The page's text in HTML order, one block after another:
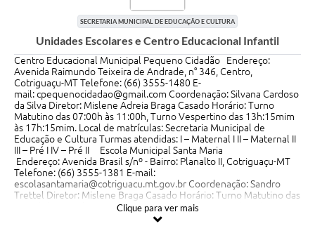
Secretarias
Imprensa
Galeria de Fotos
Contratos
Ouvidoria
Audiências Públicas
Arquivos para Download
SECRETARIA MUNICIPAL DE EDUCAÇÃO E CULTURA
Unidades Escolares e Centro Educacional Infantil
Centro Educacional Municipal Pequeno Cidadão Endereço:
Avenida Raimundo Teixeira de Andrade, n° 346, Centro,
Cotriguaçu-MT Telefone: (66) 3555-1480 E-
mail: cpequenocidadao@gmail.com Coordenação: Silvana Cardoso
da Silva Diretor: Mislene Adreia Braga Casado Horário: Turno
Matutino das 07:00h às 11:00h, Turno Vespertino das 13h:15mim
às 17h:15mim. Local de matrículas: Secretaria Municipal de
Educação e Cultura Turmas atendidas: I – Maternal I II – Maternal II
III – Pré I IV – Pré II Escola Municipal Santa Maria
Endereço: Avenida Brasil s/nº - Bairro: Planalto II, Cotriguaçu-MT
Telefone: (66) 3555-1381 E-mail:
escolasantamaria@cotriguacu.mt.gov.br Coordenação: Sandro
Trettel Diretor: Mislene Braga Casado Horário: Turno Matutino das
07:00h às 11:00h, Turno Vespertino das 13h:15mim às 17h:15mim.
Local de matrículas: Secretaria Municipal de Educação e Cultura
Clique para ver mais